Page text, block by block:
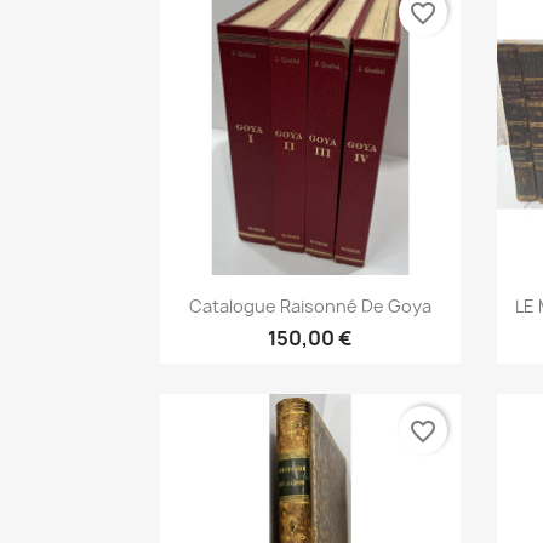
Aperçu rapide
Catalogue Raisonné De Goya
150,00 €
favorite_border
LE
favorite_border